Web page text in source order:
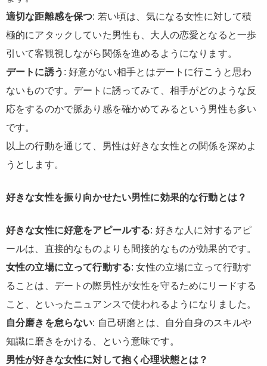
適切な距離感を保つ: 若い頃は、気になる女性に対して積
極的にアタックしていた男性も、大人の恋愛となると一歩
引いて客観視しながら関係を進めるようになります。
デートに誘う : 好意がない相手とはデートに行こうと思わ
ないものです。デートに誘ってみて、相手がどのような反
応をするのかで脈あり感を確かめてみるという男性も多い
です。
以上の行動を通じて、男性は好きな女性との関係を深めよ
うとします。
好きな女性を振り向かせたい男性に効果的な行動とは？
好きな女性に好意をアピールする: 好きな人に対するアピ
ールは、直接的なものよりも間接的なものが効果的です。
女性の立場に立って行動する: 女性の立場に立って行動す
ることは、デートの際男性が女性を守るためにリードする
こと、といったニュアンスで使われるようになりました。
自分磨きを怠らない: 自己研磨とは、自分自身のスキルや
知識に磨きをかける、という意味です。
男性が好きな女性に対して抱く心理状態とは？